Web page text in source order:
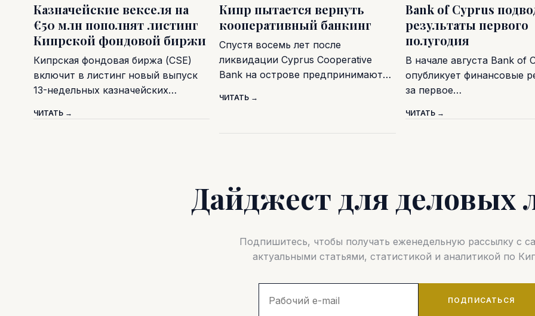
Казначейские векселя на
€50 млн пополнят листинг
Кипрской фондовой биржи
Кипрская фондовая биржа (CSE)
включит в листинг новый выпуск
13-недельных казначейских…
ЧИТАТЬ →
Кипр пытается вернуть
кооперативный банкинг
Спустя восемь лет после
ликвидации Cyprus Cooperative
Bank на острове предпринимают…
ЧИТАТЬ →
Bank of Cyprus
результаты первого
полугодия
В начале августа Bank of
опубликует финансовые
за первое…
ЧИТАТЬ →
Дайджест для деловых
Подпишитесь, чтобы получать еженедельную рассылку с
актуальными статьями, статистикой и аналитикой по
ПОДПИСАТЬСЯ